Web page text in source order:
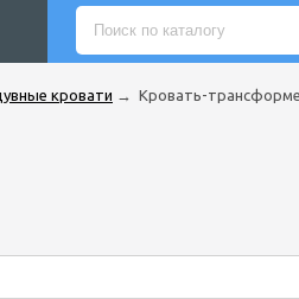
кровати → Кровать-